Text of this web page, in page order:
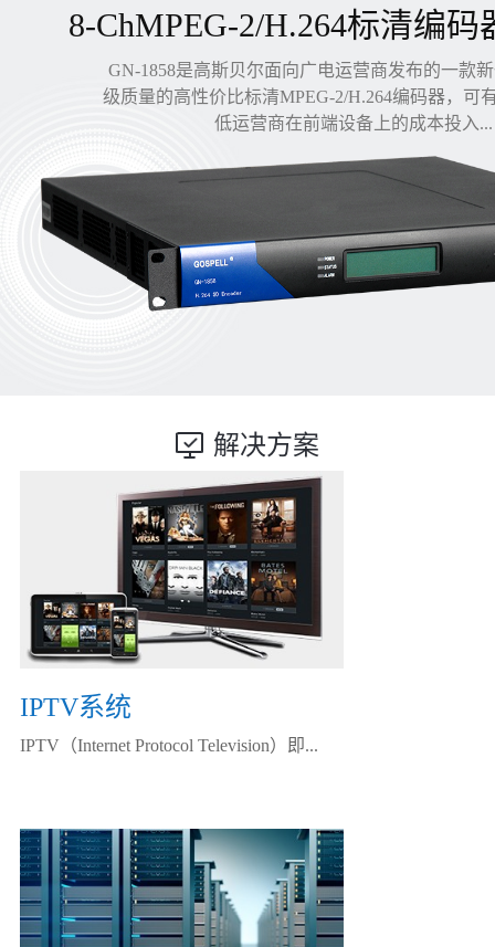
8-ChMPEG-2/H.264标清编码
GN-1858是高斯贝尔面向广电运营商发布的一款
级质量的高性价比标清MPEG-2/H.264编码器，可
低运营商在前端设备上的成本投入...
解决方案
IPTV系统
IPTV（Internet Protocol Television）即...